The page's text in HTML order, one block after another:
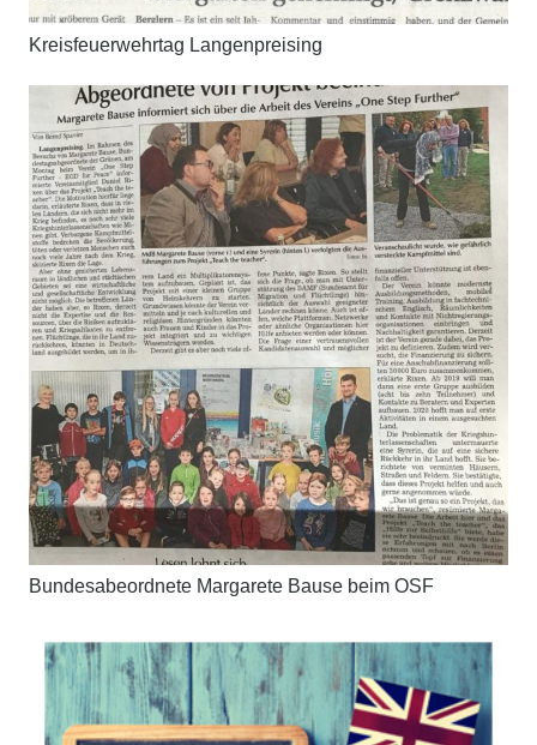
Kreisfeuerwehrtag Langenpreising
Bundesabeordnete Margarete Bause beim OSF